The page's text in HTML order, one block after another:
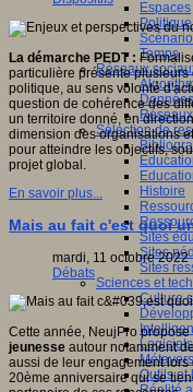
Espaces
Temps
Réseaux
Données
Sélection de
Histoire
Sites
Sites
Sites
Sciences et
Culture
Métavers
Outils et
La démarche PEDT :
particulière présente
politique, au sens volonté
question de cohérence des
un territoire donné, en
dimension des organisations
pour atteindre les objectifs,
projet global.
En savoir plus...
Mais au fait c'est quoi
mardi, 11 octobre 2022
Débats
Cette année, NeujPro propose
jeunesse autour notamment
aussi de leur engagement
20ème anniversaire qui se